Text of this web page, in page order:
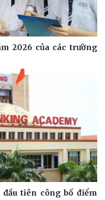
2026 của các trường
tiên công bố điểm